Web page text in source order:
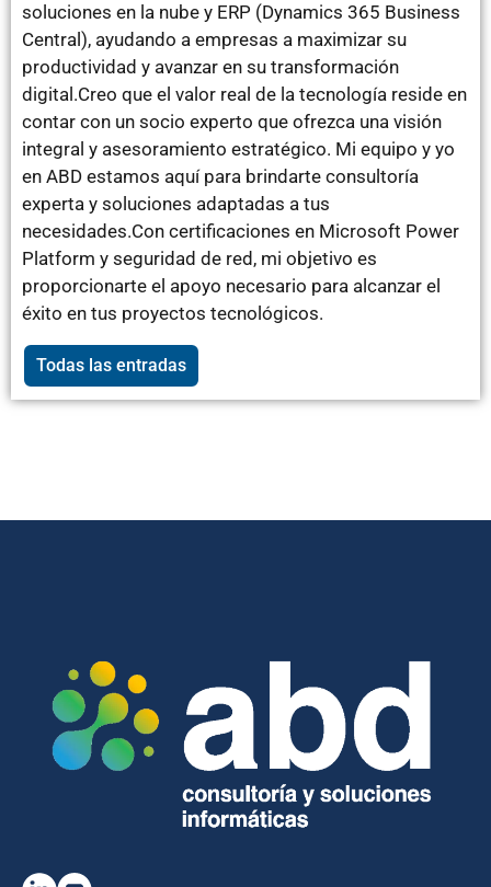
soluciones en la nube y ERP (Dynamics 365 Business
Central), ayudando a empresas a maximizar su
productividad y avanzar en su transformación
digital.Creo que el valor real de la tecnología reside en
contar con un socio experto que ofrezca una visión
integral y asesoramiento estratégico. Mi equipo y yo
en ABD estamos aquí para brindarte consultoría
experta y soluciones adaptadas a tus
necesidades.Con certificaciones en Microsoft Power
Platform y seguridad de red, mi objetivo es
proporcionarte el apoyo necesario para alcanzar el
éxito en tus proyectos tecnológicos.
Todas las entradas